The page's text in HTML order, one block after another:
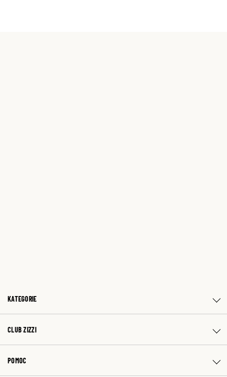
KATEGORIE
CLUB ZIZZI
POMOC